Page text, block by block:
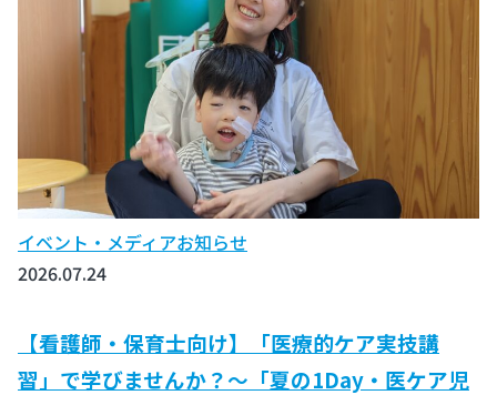
イベント・メディアお知らせ
2026.07.24
【看護師・保育士向け】「医療的ケア実技講
習」で学びませんか？～「夏の1Day・医ケア児